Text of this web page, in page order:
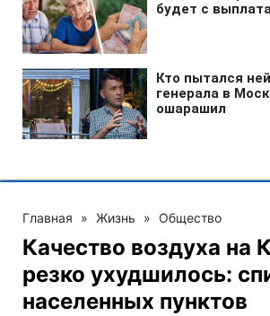
Главная » Жизнь » Общество
Качество воздуха на
резко ухудшилось:
населенных пунктов